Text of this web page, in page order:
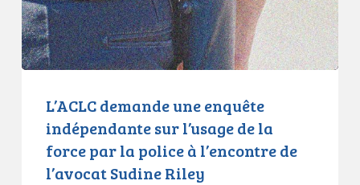
de
la
force
par
police
l’encontre
L’ACLC demande une enquête
indépendante sur l’usage de la
force par la police à l’encontre de
l’avocat Sudine Riley